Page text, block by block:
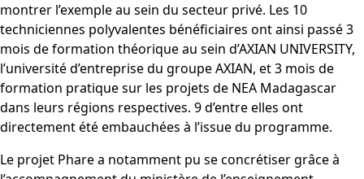
montrer l’exemple au sein du secteur privé. Les 10
techniciennes polyvalentes bénéficiaires ont ainsi passé 3
mois de formation théorique au sein d’AXIAN UNIVERSITY,
l’université d’entreprise du groupe AXIAN, et 3 mois de
formation pratique sur les projets de NEA Madagascar
dans leurs régions respectives. 9 d’entre elles ont
directement été embauchées à l’issue du programme.
Le projet Phare a notamment pu se concrétiser grâce à